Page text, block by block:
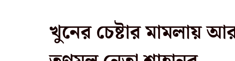
খুনের চেষ্টার মামলায়